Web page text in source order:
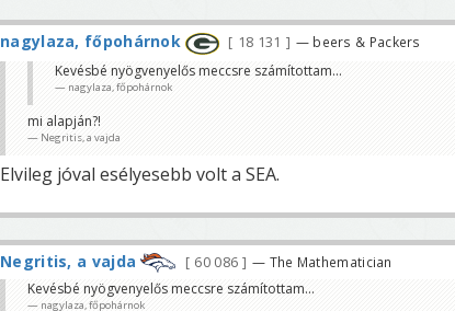
nagylaza, főpohárnok 18 131 — beers & Packers
Kevésbé nyögvenyelős meccsre számítottam...
nagylaza, főpohárnok
mi alapján?!
Negritis, a vajda
Elvileg jóval esélyesebb volt a SEA.
Negritis, a vajda 60 086 — The Mathematician
Kevésbé nyögvenyelős meccsre számítottam...
nagylaza, főpohárnok